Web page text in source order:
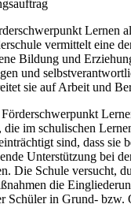
Lernen
vermittelt eine
Bildung und
und
sie auf Arbeit und
die im schulischen
sind, dass sie
Unterstützung bei
Die Schule versucht,
die
Schüler in Grund- bzw.